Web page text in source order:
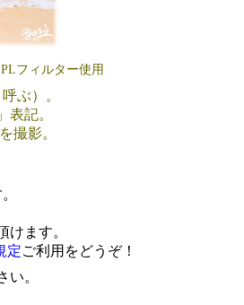
フィルター使用
ぶ）。
記。
撮影。
ます。
定ご利用をどうぞ！
い。